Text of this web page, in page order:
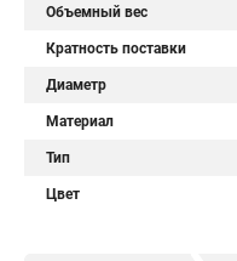
Объемный вес
Кратность поставки
Диаметр
Материал
Тип
Цвет